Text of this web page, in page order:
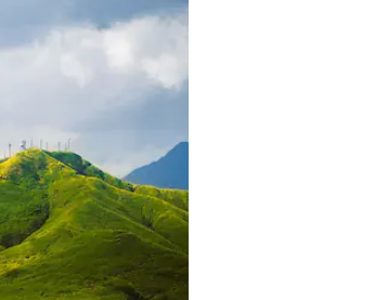
dodirom ili prevlačenjem.